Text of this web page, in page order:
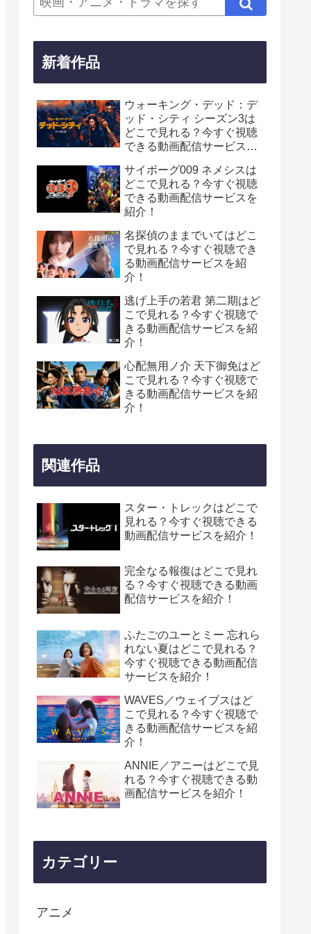
新着作品
ウォーキング・デッド：デ
ッド・シティ シーズン3は
どこで見れる？今すぐ視聴
できる動画配信サービスを
サイボーグ009 ネメシスは
どこで見れる？今すぐ視聴
できる動画配信サービスを
紹介！
名探偵のままでいてはどこ
で見れる？今すぐ視聴でき
る動画配信サービスを紹
介！
逃げ上手の若君 第二期はど
こで見れる？今すぐ視聴で
きる動画配信サービスを紹
介！
心配無用ノ介 天下御免はど
こで見れる？今すぐ視聴で
きる動画配信サービスを紹
介！
関連作品
スター・トレックはどこで
見れる？今すぐ視聴できる
動画配信サービスを紹介！
完全なる報復はどこで見れ
る？今すぐ視聴できる動画
配信サービスを紹介！
ふたごのユーとミー 忘れら
れない夏はどこで見れる？
今すぐ視聴できる動画配信
サービスを紹介！
WAVES／ウェイブスはど
こで見れる？今すぐ視聴で
きる動画配信サービスを紹
介！
ANNIE／アニーはどこで見
れる？今すぐ視聴できる動
画配信サービスを紹介！
カテゴリー
アニメ